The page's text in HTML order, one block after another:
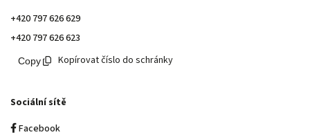
+420 797 626 629
+420 797 626 623
Kopírovat číslo do schránky
Sociální sítě
Facebook